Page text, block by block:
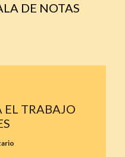
DE NOTAS
EL TRABAJO